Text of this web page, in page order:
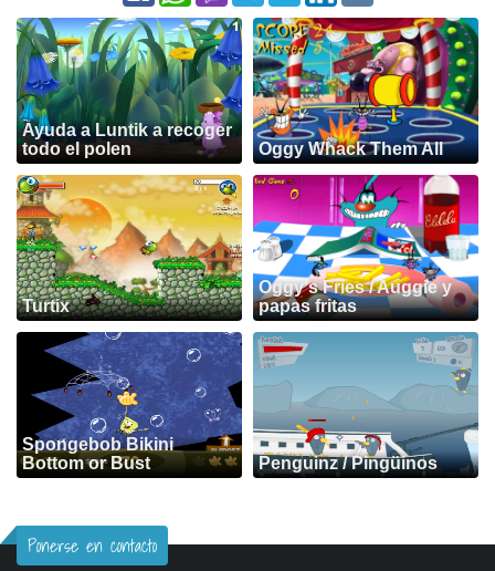
Ayuda a Luntik a recoger
todo el polen
Oggy Whack Them All
Turtix
Oggy's Fries / Auggie y
papas fritas
Spongebob Bikini
Bottom or Bust
Penguinz / Pingüinos
Ponerse en contacto